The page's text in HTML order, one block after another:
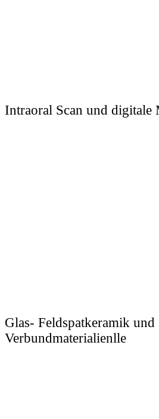
Intraoral Scan und digitale
Glas- Feldspatkeramik und
Verbundmaterialienlle